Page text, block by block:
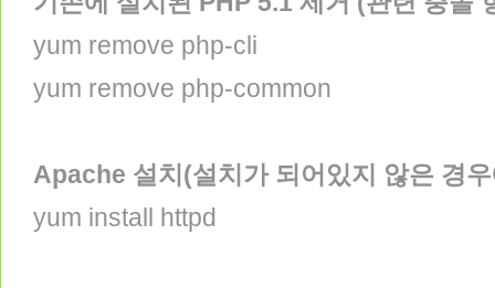
yum remove php-cli
yum remove php-common
Apache 설치(설치가 되어있지 않은 경
yum install httpd